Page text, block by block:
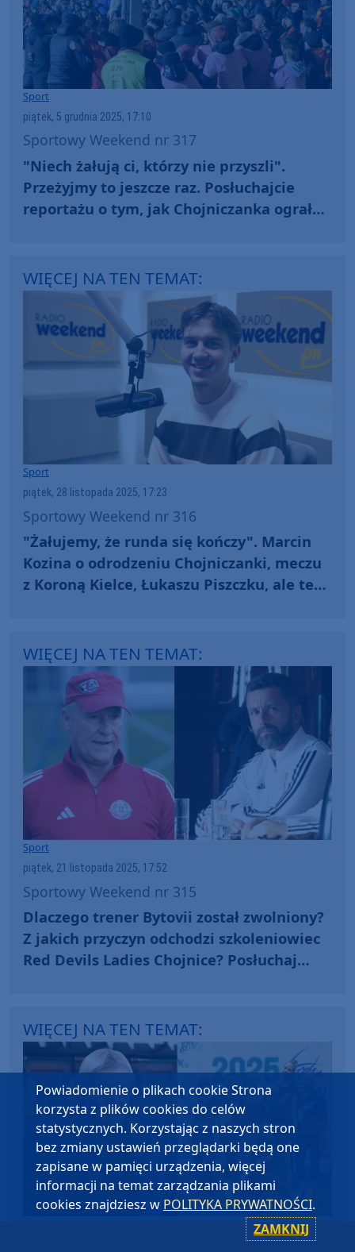
Sport
piątek, 5 grudnia 2025, 17:10
Sportowy Weekend nr 317
"Niech żałują ci, którzy nie przyszli".
Przeżyjmy to jeszcze raz. Posłuchajcie
reportażu o tym, jak Chojniczanka ograła
WIĘCEJ NA TEN TEMAT:
Sport
piątek, 28 listopada 2025, 17:23
Sportowy Weekend nr 316
"Żałujemy, że runda się kończy". Marcin
Kozina o odrodzeniu Chojniczanki, meczu
z Koroną Kielce, Łukaszu Piszczku, ale też
WIĘCEJ NA TEN TEMAT:
Sport
piątek, 21 listopada 2025, 17:52
Sportowy Weekend nr 315
Dlaczego trener Bytovii został zwolniony?
Z jakich przyczyn odchodzi szkoleniowiec
Red Devils Ladies Chojnice? Posłuchaj
WIĘCEJ NA TEN TEMAT:
Powiadomienie o plikach cookie Strona
korzysta z plików cookies do celów
statystycznych. Korzystając z naszych stron
bez zmiany ustawień przeglądarki będą one
zapisane w pamięci urządzenia, więcej
informacji na temat zarządzania plikami
cookies znajdziesz w POLITYKA PRYWATNOŚCI.
ZAMKNIJ